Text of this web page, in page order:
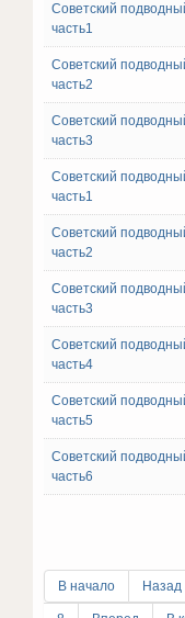
Советский
часть1
Советский
часть2
Советский
часть3
Советский
часть1
Советский
часть2
Советский
часть3
Советский
часть4
Советский
часть5
Советский
часть6
В начало
Назад